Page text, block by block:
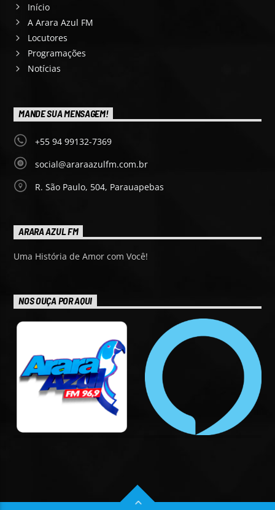
Início
A Arara Azul FM
Locutores
Programações
Notícias
MANDE SUA MENSAGEM!
+55 94 99132-7369
social@araraazulfm.com.br
R. São Paulo, 504, Parauapebas
ARARA AZUL FM
Uma História de Amor com Você!
NOS OUÇA POR AQUI